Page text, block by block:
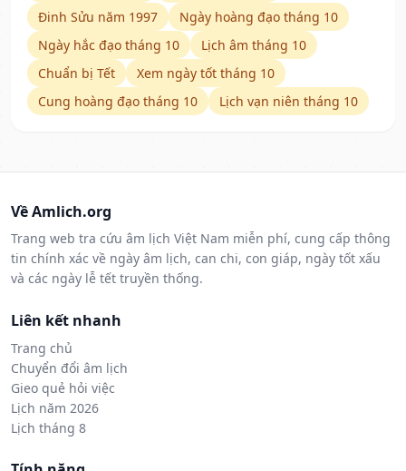
Đinh Sửu năm 1997
Ngày hoàng đạo tháng 10
Ngày hắc đạo tháng 10
Lịch âm tháng 10
Chuẩn bị Tết
Xem ngày tốt tháng 10
Cung hoàng đạo tháng 10
Lịch vạn niên tháng 10
Về Amlich.org
Trang web tra cứu âm lịch Việt Nam miễn phí, cung cấp thông
tin chính xác về ngày âm lịch, can chi, con giáp, ngày tốt xấu
và các ngày lễ tết truyền thống.
Liên kết nhanh
Trang chủ
Chuyển đổi âm lịch
Gieo quẻ hỏi việc
Lịch năm 2026
Lịch tháng 8